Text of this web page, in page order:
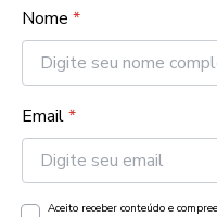
Nome *
Email*
Aceito receber conteúdo e